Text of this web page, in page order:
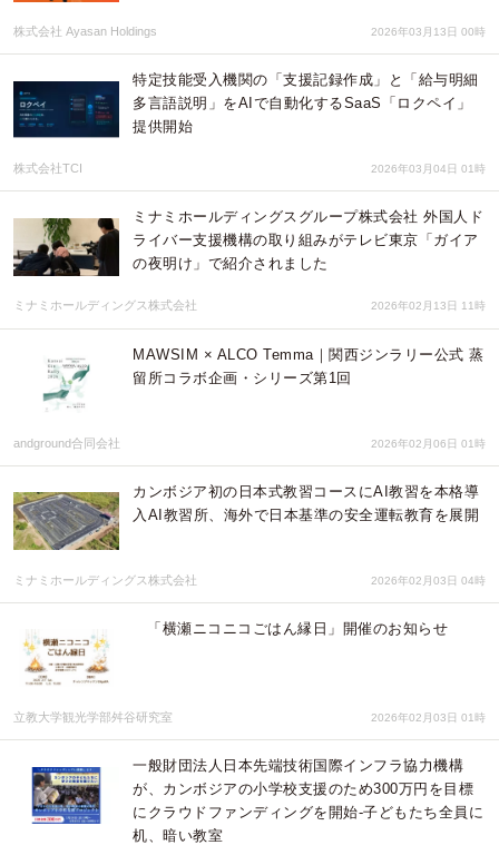
株式会社 Ayasan Holdings 2026年03月13日 00時
特定技能受入機関の「支援記録作成」と「給与明細
多言語説明」をAIで自動化するSaaS「ロクペイ」
提供開始
株式会社TCI 2026年03月04日 01時
ミナミホールディングスグループ株式会社 外国人ド
ライバー支援機構の取り組みがテレビ東京「ガイア
の夜明け」で紹介されました
ミナミホールディングス株式会社 2026年02月13日 11時
MAWSIM × ALCO Temma｜関西ジンラリー公式 蒸
留所コラボ企画・シリーズ第1回
andground合同会社 2026年02月06日 01時
カンボジア初の日本式教習コースにAI教習を本格導
入AI教習所、海外で日本基準の安全運転教育を展開
ミナミホールディングス株式会社 2026年02月03日 04時
「横瀬ニコニコごはん縁日」開催のお知らせ
立教大学観光学部舛谷研究室 2026年02月03日 01時
一般財団法人日本先端技術国際インフラ協力機構
が、カンボジアの小学校支援のため300万円を目標
にクラウドファンディングを開始-子どもたち全員に
机、暗い教室